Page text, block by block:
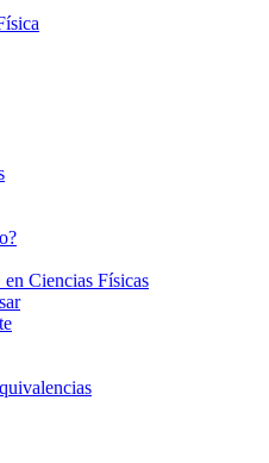
Ciencias Físicas